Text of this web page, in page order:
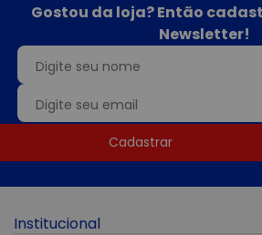
Gostou da loja? Então
Newsletter!
Cadastrar
Institucional